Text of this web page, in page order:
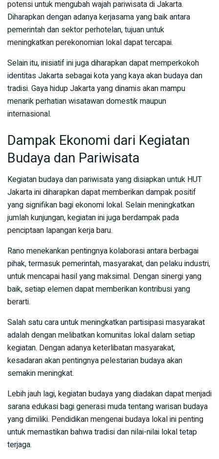
potensi untuk mengubah wajah pariwisata di Jakarta.
Diharapkan dengan adanya kerjasama yang baik antara
pemerintah dan sektor perhotelan, tujuan untuk
meningkatkan perekonomian lokal dapat tercapai.
Selain itu, inisiatif ini juga diharapkan dapat memperkokoh
identitas Jakarta sebagai kota yang kaya akan budaya dan
tradisi. Gaya hidup Jakarta yang dinamis akan mampu
menarik perhatian wisatawan domestik maupun
internasional.
Dampak Ekonomi dari Kegiatan
Budaya dan Pariwisata
Kegiatan budaya dan pariwisata yang disiapkan untuk HUT
Jakarta ini diharapkan dapat memberikan dampak positif
yang signifikan bagi ekonomi lokal. Selain meningkatkan
jumlah kunjungan, kegiatan ini juga berdampak pada
penciptaan lapangan kerja baru.
Rano menekankan pentingnya kolaborasi antara berbagai
pihak, termasuk pemerintah, masyarakat, dan pelaku industri,
untuk mencapai hasil yang maksimal. Dengan sinergi yang
baik, setiap elemen dapat memberikan kontribusi yang
berarti.
Salah satu cara untuk meningkatkan partisipasi masyarakat
adalah dengan melibatkan komunitas lokal dalam setiap
kegiatan. Dengan adanya keterlibatan masyarakat,
kesadaran akan pentingnya pelestarian budaya akan
semakin meningkat.
Lebih jauh lagi, kegiatan budaya yang diadakan dapat menjadi
sarana edukasi bagi generasi muda tentang warisan budaya
yang dimiliki. Pendidikan mengenai budaya lokal ini penting
untuk memastikan bahwa tradisi dan nilai-nilai lokal tetap
terjaga.